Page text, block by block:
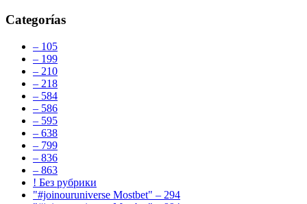
Categorías
– 105
– 199
– 210
– 218
– 584
– 586
– 595
– 638
– 799
– 836
– 863
! Без рубрики
"#joinouruniverse Mostbet" – 294